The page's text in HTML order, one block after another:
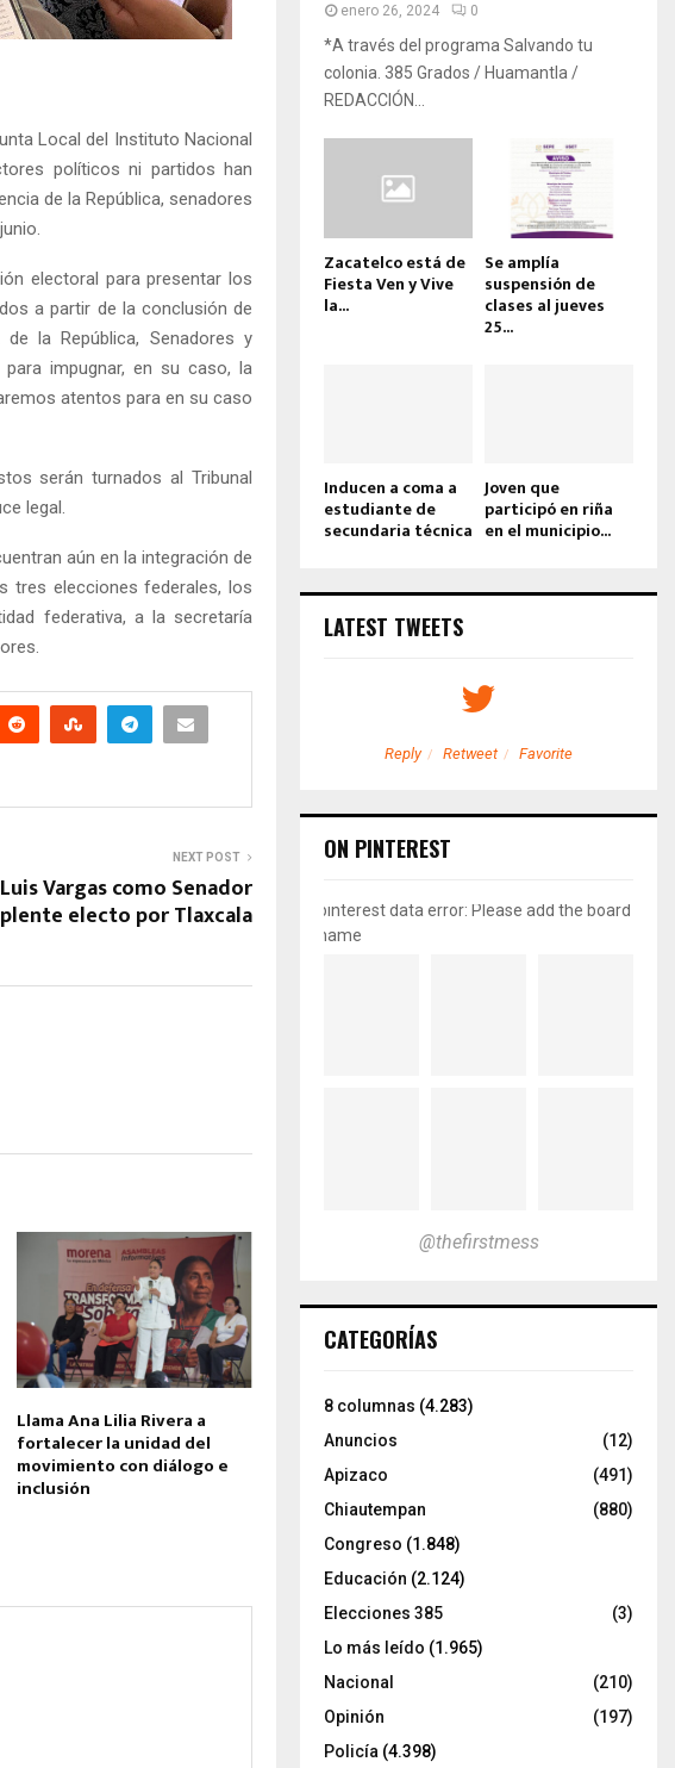
Local del Instituto Nacional
políticos ni partidos han
de la República, senadores
electoral para presentar los
a partir de la conclusión de
la República, Senadores y
impugnar, en su caso, la
atentos para en su caso
serán turnados al Tribunal
legal.
aún en la integración de
tres elecciones federales, los
federativa, a la secretaría
NEXT POST
Vargas como Senador
electo por Tlaxcala
Llama Ana Lilia Rivera a
fortalecer la unidad del
movimiento con diálogo e
inclusión
enero 26, 2024 0
*A través del programa Salvando tu
colonia. 385 Grados / Huamantla /
REDACCIÓN...
Zacatelco está de
Fiesta Ven y Vive
la...
Se amplía
suspensión de
clases al jueves
25...
Inducen a coma a
estudiante de
secundaria técnica
Joven que
participó en riña
en el municipio...
LATEST TWEETS
Reply Retweet Favorite
ON PINTEREST
pinterest data error: Please add the board
name
@thefirstmess
CATEGORÍAS
8 columnas (4.283)
Anuncios
(12)
Apizaco
(491)
Chiautempan
(880)
Congreso (1.848)
Educación (2.124)
Elecciones 385
(3)
Lo más leído (1.965)
Nacional
(210)
Opinión
(197)
Policía (4.398)